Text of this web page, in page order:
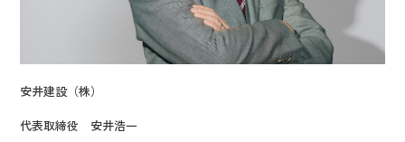
安井建設（株）
代表取締役 安井浩一